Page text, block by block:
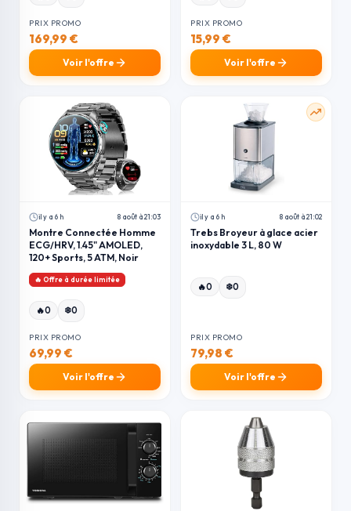
PRIX PROMO
169,99 €
Voir l'offre
PRIX PROMO
15,99 €
Voir l'offre
il y a 6 h 8 août à 21:03
Montre Connectée Homme
ECG/HRV, 1.45" AMOLED,
120+ Sports, 5 ATM, Noir
🔥 Offre à durée limitée
🔥0 ❄️0
PRIX PROMO
69,99 €
Voir l'offre
il y a 6 h 8 août à 21:02
Trebs Broyeur à glace acier
inoxydable 3 L, 80 W
🔥0 ❄️0
PRIX PROMO
79,98 €
Voir l'offre